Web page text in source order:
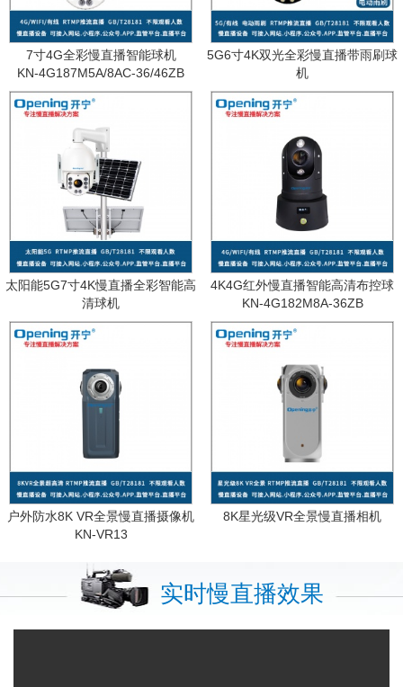
7寸4G全彩慢直播智能球机
KN-4G187M5A/8AC-36/46ZB
5G6寸4K双光全彩慢直播带雨刷球
机
太阳能5G7寸4K慢直播全彩智能高
清球机
4K4G红外慢直播智能高清布控球
KN-4G182M8A-36ZB
户外防水8K VR全景慢直播摄像机
KN-VR13
8K星光级VR全景慢直播相机
实时慢直播效果